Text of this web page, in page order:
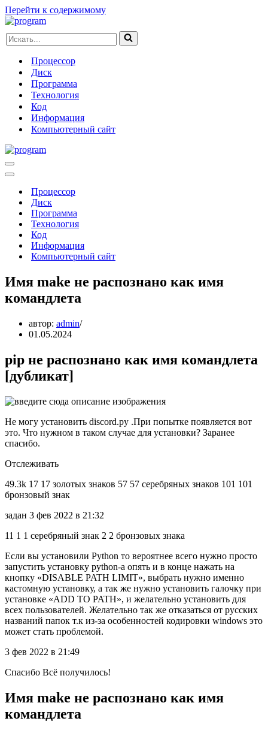
Перейти к содержимому
Искать...
Процессор
Диск
Программа
Технология
Код
Информация
Компьютерный сайт
Меню
навигации
Меню
навигацииПроцессор
Диск
Программа
Технология
Код
Информация
Компьютерный сайт
Имя make не распознано как имя
командлета
автор: admin
01.05.2024
pip не распознано как имя командлета
[дубликат]
Не могу установить discord.py .При попытке появляется вот
это. Что нужном в таком случае для установки? Заранее
спасибо.
Отслеживать
49.3k 17 17 золотых знаков 57 57 серебряных знаков 101 101
бронзовый знак
задан 3 фев 2022 в 21:32
11 1 1 серебряный знак 2 2 бронзовых знака
Если вы установили Python то вероятнее всего нужно просто
запустить установку python-а опять и в конце нажать на
кнопку «DISABLE PATH LIMIT», выбрать нужно именно
кастомную установку, а так же нужно установить галочку при
установке «ADD TO PATH», и желательно установить для
всех пользователей. Желательно так же отказаться от русских
названий папок т.к из-за особенностей кодировки windows это
может стать проблемой.
3 фев 2022 в 21:49
Спасибо Всё получилось!
Имя make не распознано как имя
командлета